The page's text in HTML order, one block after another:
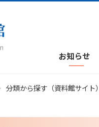
お知らせ
分類から探す（資料館サイト）